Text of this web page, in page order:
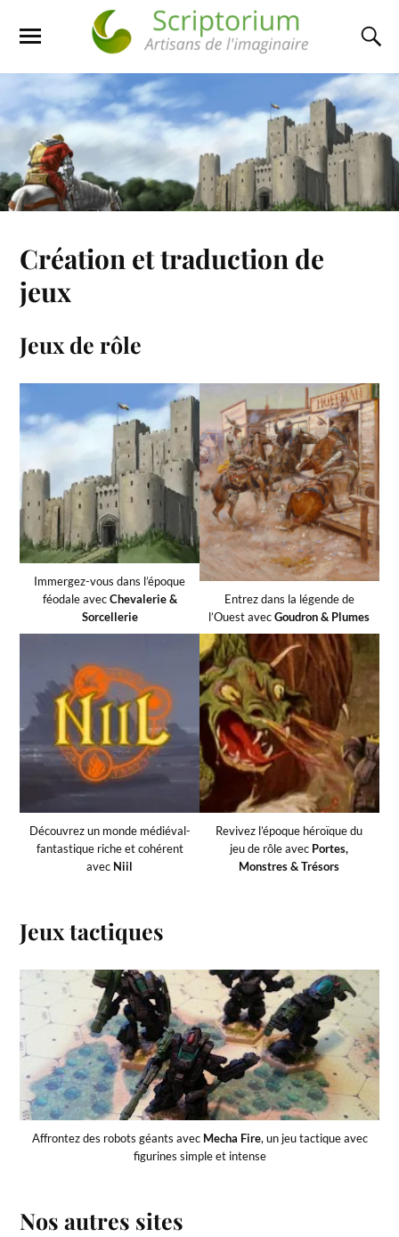
Création et traduction de
jeux
Jeux de rôle
Immergez-vous dans l’époque
féodale avecChevalerie &
Sorcellerie
Entrez dans la légende de
l’Ouest avecGoudron & Plumes
Découvrez un monde médiéval-
fantastique riche et cohérent
avec Niil
Revivez l’époque héroïque du
jeu de rôle avec Portes,
Monstres & Trésors
Jeux tactiques
Affrontez des robots géants avec Mecha Fire, un jeu tactique avec
figurines simple et intense
Nos autres sites